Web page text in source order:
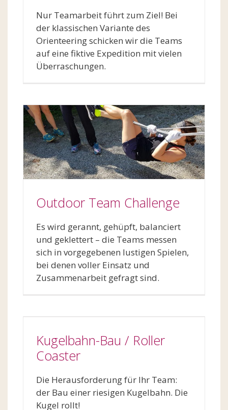
Nur Teamarbeit führt zum Ziel! Bei
der klassischen Variante des
Orienteering schicken wir die Teams
auf eine fiktive Expedition mit vielen
Überraschungen.
Outdoor Team Challenge
Es wird gerannt, gehüpft, balanciert
und geklettert – die Teams messen
sich in vorgegebenen lustigen Spielen,
bei denen voller Einsatz und
Zusammenarbeit gefragt sind.
Kugelbahn-Bau / Roller
Coaster
Die Herausforderung für Ihr Team:
der Bau einer riesigen Kugelbahn. Die
Kugel rollt!